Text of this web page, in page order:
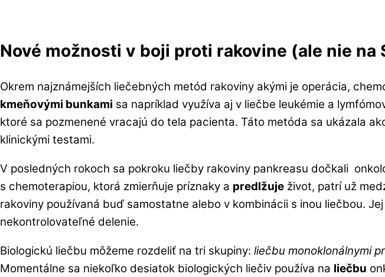
Nové možnosti v boji proti rakovine (ale nie na
Okrem najznámejších liečebných metód rakoviny akými je operácia,
kmeňovými bunkami sa napríklad využíva aj v liečbe leukémie a
ktoré sa pozmenené vracajú do tela pacienta. Táto metóda sa ukázala
klinickými testami.
V posledných rokoch sa pokroku liečby rakoviny pankreasu dočkali
s chemoterapiou, ktorá zmierňuje príznaky a predlžuje život, patrí už
rakoviny používaná buď samostatne alebo v kombinácii s inou liečbou.
nekontrolovateľné delenie.
Biologickú liečbu môžeme rozdeliť na tri skupiny: liečbu monoklonálnymi
Momentálne sa niekoľko desiatok biologických liečiv používa na liečbu